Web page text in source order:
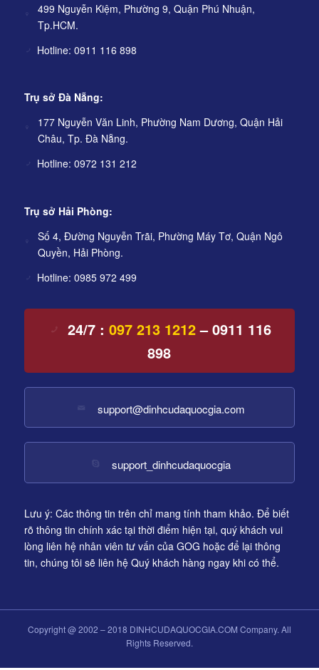
499 Nguyễn Kiệm, Phường 9, Quận Phú Nhuận,
Tp.HCM.
Hotline: 0911 116 898
Trụ sở Đà Nẵng:
177 Nguyễn Văn Linh, Phường Nam Dương, Quận Hải
Châu, Tp. Đà Nẵng.
Hotline: 0972 131 212
Trụ sở Hải Phòng:
Số 4, Đường Nguyễn Trãi, Phường Máy Tơ, Quận Ngô
Quyền, Hải Phòng.
Hotline: 0985 972 499
24/7 : 097 213 1212– 0911 116
898
support@dinhcudaquocgia.com
support_dinhcudaquocgia
Lưu ý: Các thông tin trên chỉ mang tính tham khảo. Để biết
rõ thông tin chính xác tại thời điểm hiện tại, quý khách vui
lòng liên hệ nhân viên tư vấn của GOG hoặc để lại thông
tin, chúng tôi sẽ liên hệ Quý khách hàng ngay khi có thể.
Copyright @ 2002 – 2018 DINHCUDAQUOCGIA.COM Company. All
Rights Reserved.